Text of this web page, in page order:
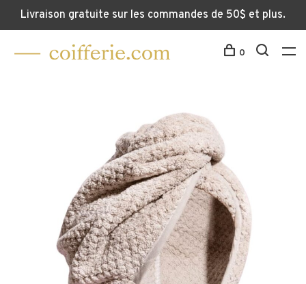
Livraison gratuite sur les commandes de 50$ et plus.
0